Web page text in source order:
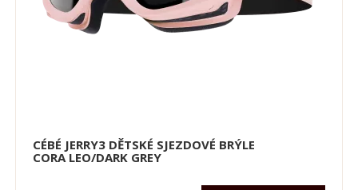
CÉBÉ JERRY3 DĚTSKÉ SJEZDOVÉ BRÝLE
CORA LEO/DARK GREY